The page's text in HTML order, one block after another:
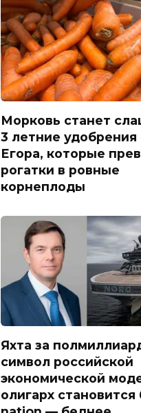
Морковь станет
3 летние удобрения
Егора, которые
рогатки в ровные
корнеплоды
Яхта за
символ российской
экономической
олигарх становится